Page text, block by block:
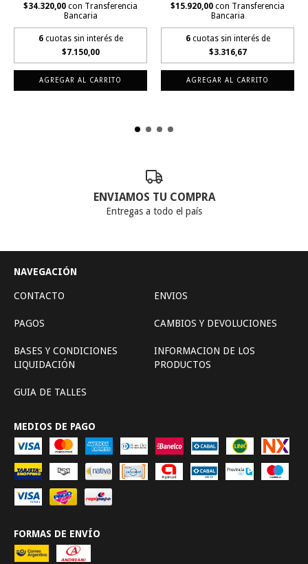
$34.320,00 con Transferencia
Bancaria
6 cuotas sin interés de
$7.150,00
AGREGAR AL CARRITO
$15.920,00 con Transferencia
Bancaria
6 cuotas sin interés de
$3.316,67
AGREGAR AL CARRITO
ENVIAMOS TU COMPRA
Entregas a todo el país
NAVEGACIÓN
CONTACTO ENVIOS
PAGOS CAMBIOS Y DEVOLUCIONES
BASES Y CONDICIONES
LIQUIDACIÓN
INFORMACION DE LOS
PRODUCTOS
GUIA DE TALLES
MEDIOS DE PAGO
FORMAS DE ENVÍO